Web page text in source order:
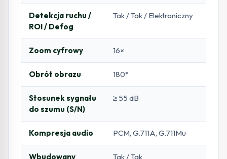
Detekcja ruchu /
ROI / Defog
Tak / Tak / Elektroniczny
Zoom cyfrowy 16×
Obrót obrazu 180°
Stosunek sygnału
do szumu (S/N)
≥ 55 dB
Kompresja audio PCM, G.711A, G.711Mu
Wbudowany
Tak / Tak